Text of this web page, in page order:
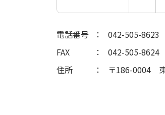
電話番号
042-505-8623
FAX
042-505-8624
住所
〒186-0004